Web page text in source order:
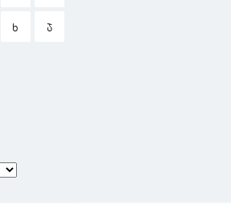
Ხ Ჯ